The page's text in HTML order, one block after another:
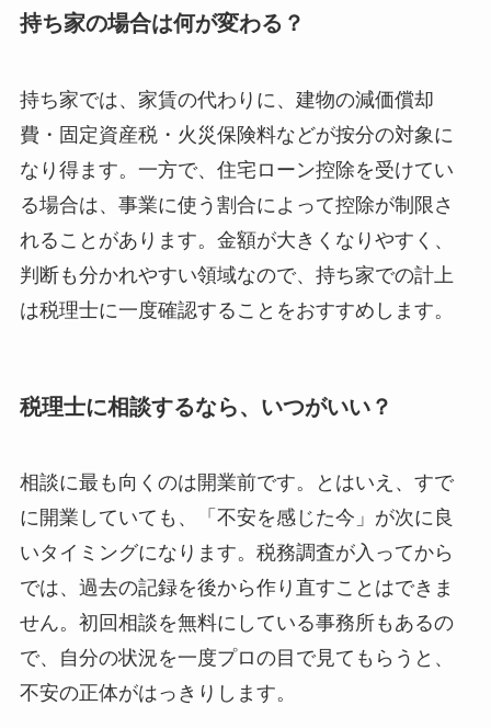
持ち家の場合は何が変わる？
持ち家では、家賃の代わりに、建物の減価償却
費・固定資産税・火災保険料などが按分の対象に
なり得ます。一方で、住宅ローン控除を受けてい
る場合は、事業に使う割合によって控除が制限さ
れることがあります。金額が大きくなりやすく、
判断も分かれやすい領域なので、持ち家での計上
は税理士に一度確認することをおすすめします。
税理士に相談するなら、いつがいい？
相談に最も向くのは開業前です。とはいえ、すで
に開業していても、「不安を感じた今」が次に良
いタイミングになります。税務調査が入ってから
では、過去の記録を後から作り直すことはできま
せん。初回相談を無料にしている事務所もあるの
で、自分の状況を一度プロの目で見てもらうと、
不安の正体がはっきりします。